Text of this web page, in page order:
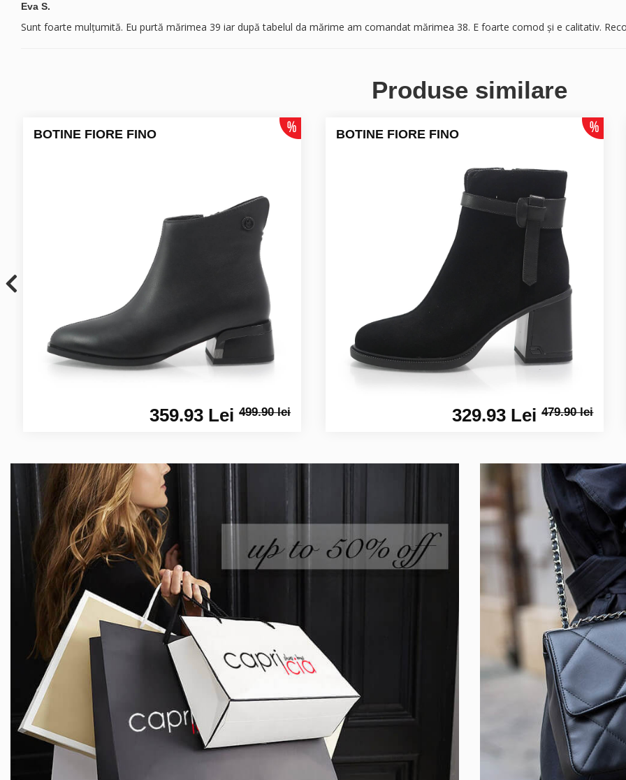
Eva S.
Sunt foarte mulțumită. Eu purtă mărimea 39 iar după tabelul da mărime am comandat mărimea 38. E foarte comod și e calitativ.
Produse similare
BOTINE FIORE FINO
359.93 Lei499.90 lei
BOTINE FIORE FINO
329.93 Lei479.90 lei